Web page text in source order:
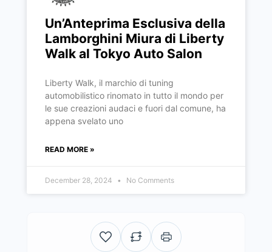
Un’Anteprima Esclusiva della
Lamborghini Miura di Liberty
Walk al Tokyo Auto Salon
Liberty Walk, il marchio di tuning
automobilistico rinomato in tutto il mondo per
le sue creazioni audaci e fuori dal comune, ha
appena svelato uno
READ MORE »
December 28, 2024 No Comments